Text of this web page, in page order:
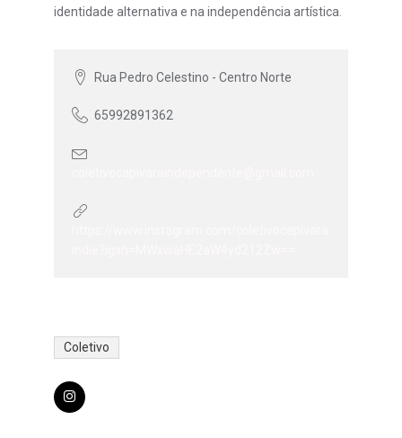
identidade alternativa e na independência artística.
Rua Pedro Celestino - Centro Norte
65992891362
Coletivo